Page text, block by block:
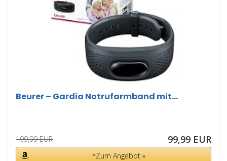
Beurer – Gardia Notrufarmband mit...
199,99 EUR 99,99 EUR
*Zum Angebot »